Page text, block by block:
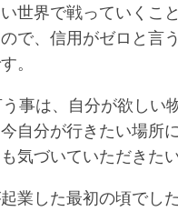
世界で戦っていくこと
で、信用がゼロと言
。
事は、自分が欲しい
自分が行きたい場所
気づいていただきたい
業した最初の頃でし